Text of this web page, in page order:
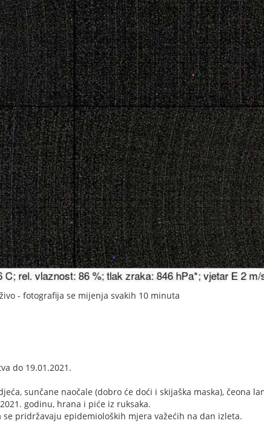
- fotografija se mijenja svakih 10 minuta
do 19.01.2021.
sunčane naočale (dobro će doći i skijaška maska), čeona
godinu, hrana i piće iz ruksaka.
pridržavaju epidemioloških mjera važećih na dan izleta.